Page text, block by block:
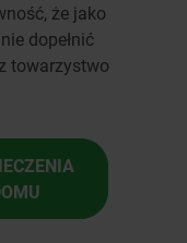
że jako
dopełnić
towarzystwo